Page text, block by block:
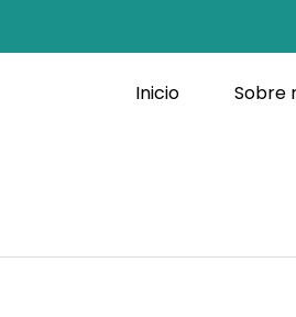
Inicio Sobre